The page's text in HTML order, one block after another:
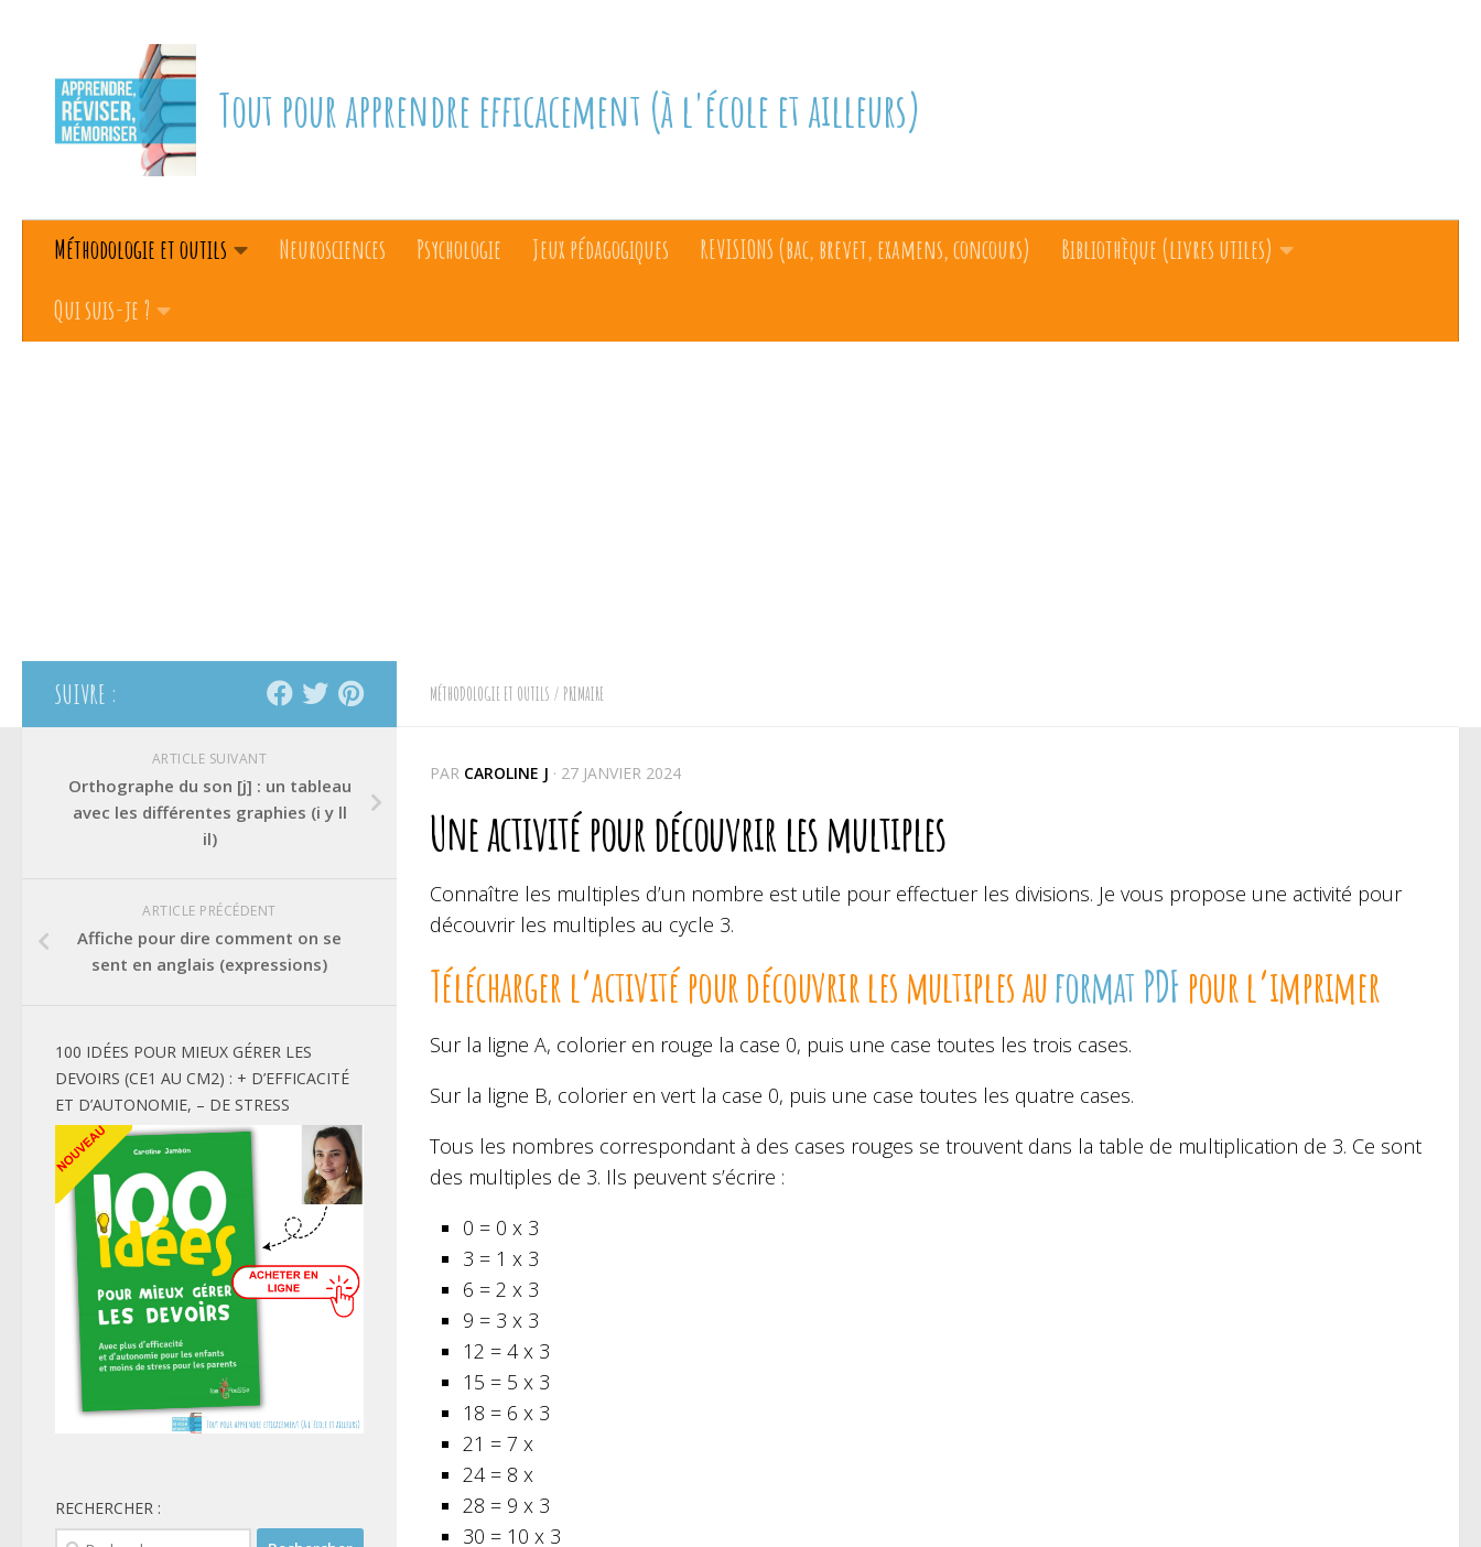
Tout pour apprendre efficacement (à l'école et ailleurs)
Méthodologie et outils Neurosciences Psychologie Jeux pédagogiques REVISIONS (bac, brevet, examens, concours)
Bibliothèque (livres utiles)
Qui suis-je ?
MÉTHODOLOGIE ET OUTILS / PRIMAIRE
PAR CAROLINE J · 27 JANVIER 2024
Une activité pour découvrir les multiples
Connaître les multiples d’un nombre est utile pour effectuer les divisions. Je vous propose une activité pour
découvrir les multiples au cycle 3.
Télécharger l’activité pour découvrir les multiples auformat PDFpour l’imprimer
Sur la ligne A, colorier en rouge la case 0, puis une case toutes les trois cases.
Sur la ligne B, colorier en vert la case 0, puis une case toutes les quatre cases.
Tous les nombres correspondant à des cases rouges se trouvent dans la table de multiplication de 3. Ce sont
des multiples de 3. Ils peuvent s’écrire :
0 = 0 x 3
3 = 1 x 3
6 = 2 x 3
9 = 3 x 3
12 = 4 x 3
15 = 5 x 3
18 = 6 x 3
21 = 7 x
24 = 8 x
28 = 9 x 3
30 = 10 x 3
SUIVRE :
ARTICLE SUIVANT
Orthographe du son [j] : un tableau
avec les différentes graphies (i y ll
il)
ARTICLE PRÉCÉDENT
Affiche pour dire comment on se
sent en anglais (expressions)
100 IDÉES POUR MIEUX GÉRER LES
DEVOIRS (CE1 AU CM2) : + D’EFFICACITÉ
ET D’AUTONOMIE, – DE STRESS
RECHERCHER :
Rechercher :